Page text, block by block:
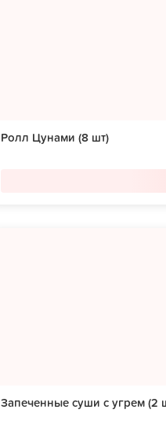
Ролл Цунами (8 шт)
Запеченные суши с угрем (2